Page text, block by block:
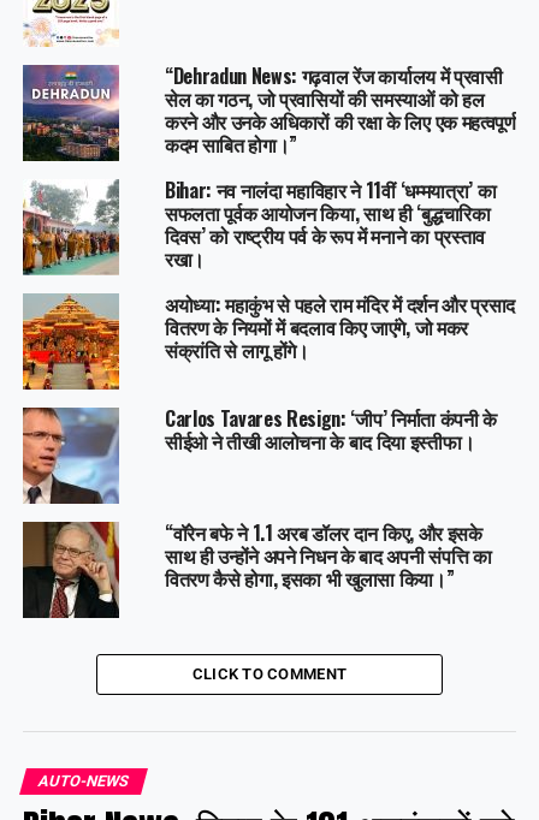
“Dehradun News: गढ़वाल रेंज कार्यालय में प्रवासी
सेल का गठन, जो प्रवासियों की समस्याओं को हल
करने और उनके अधिकारों की रक्षा के लिए एक महत्वपूर्ण
कदम साबित होगा।”
Bihar: नव नालंदा महाविहार ने 11वीं ‘धम्मयात्रा’ का
सफलता पूर्वक आयोजन किया, साथ ही ‘बुद्धचारिका
दिवस’ को राष्ट्रीय पर्व के रूप में मनाने का प्रस्ताव
रखा।
अयोध्या: महाकुंभ से पहले राम मंदिर में दर्शन और प्रसाद
वितरण के नियमों में बदलाव किए जाएंगे, जो मकर
संक्रांति से लागू होंगे।
Carlos Tavares Resign: ‘जीप’ निर्माता कंपनी के
सीईओ ने तीखी आलोचना के बाद दिया इस्तीफा।
“वॉरेन बफे ने 1.1 अरब डॉलर दान किए, और इसके
साथ ही उन्होंने अपने निधन के बाद अपनी संपत्ति का
वितरण कैसे होगा, इसका भी खुलासा किया।”
CLICK TO COMMENT
AUTO-NEWS